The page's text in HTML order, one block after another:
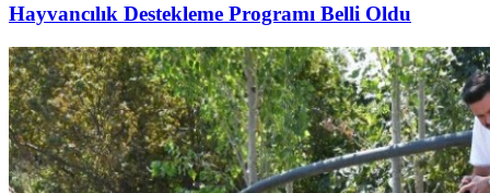
Hayvancılık Destekleme Programı Belli Oldu